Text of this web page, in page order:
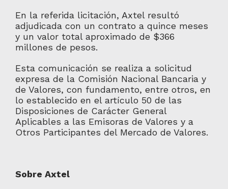
En la referida licitación, Axtel resultó
adjudicada con un contrato a quince meses
y un valor total aproximado de $366
millones de pesos.
Esta comunicación se realiza a solicitud
expresa de la Comisión Nacional Bancaria y
de Valores, con fundamento, entre otros, en
lo establecido en el artículo 50 de las
Disposiciones de Carácter General
Aplicables a las Emisoras de Valores y a
Otros Participantes del Mercado de Valores.
Sobre Axtel